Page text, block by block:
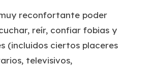
reconfortante poder
reír, confiar fobias y
(incluidos ciertos placeres
televisivos,